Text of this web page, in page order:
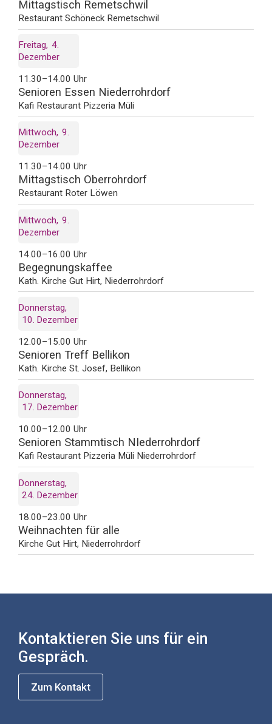
Mittagstisch Remetschwil
Restaurant Schöneck Remetschwil
Freitag 4
Dezember
11.30–14.00 Uhr
Senioren Essen Niederrohrdorf
Kafi Restaurant Pizzeria Müli
Mittwoch 9
Dezember
11.30–14.00 Uhr
Mittagstisch Oberrohrdorf
Restaurant Roter Löwen
Mittwoch 9
Dezember
14.00–16.00 Uhr
Begegnungskaffee
Kath. Kirche Gut Hirt, Niederrohrdorf
Donnerstag
10 Dezember
12.00–15.00 Uhr
Senioren Treff Bellikon
Kath. Kirche St. Josef, Bellikon
Donnerstag
17 Dezember
10.00–12.00 Uhr
Senioren Stammtisch NIederrohrdorf
Kafi Restaurant Pizzeria Müli Niederrohrdorf
Donnerstag
24 Dezember
18.00–23.00 Uhr
Weihnachten für alle
Kirche Gut Hirt, Niederrohrdorf
Kontaktieren Sie uns für ein
Gespräch.
Zum Kontakt